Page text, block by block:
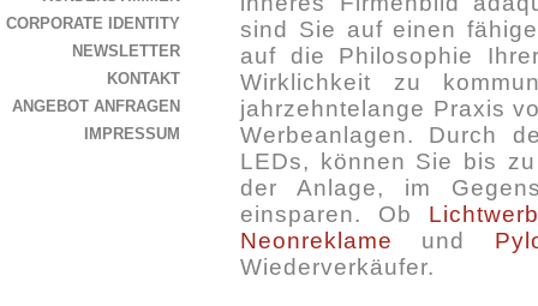
CORPORATE IDENTITY
NEWSLETTER
KONTAKT
ANGEBOT ANFRAGEN
IMPRESSUM
sind Sie auf einen
auf die Philosophie
Wirklichkeit zu
jahrzehntelange Praxis
Werbeanlagen. Durch
LEDs, können Sie bis
der Anlage, im
einsparen. Ob
Neonreklame und
Wiederverkäufer.